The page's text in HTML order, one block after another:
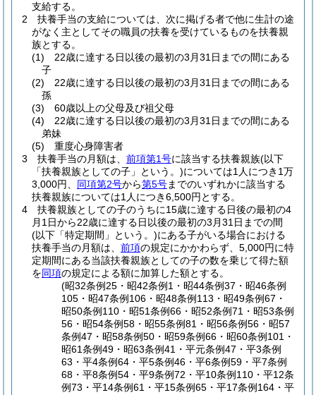
支給する。
2
扶養手当の支給については、次に掲げる者で他に生計の途
がなく主としてその職員の扶養を受けているものを扶養親
族とする。
(1)
22歳に達する日以後の最初の3月31日までの間にある
子
(2)
22歳に達する日以後の最初の3月31日までの間にある
孫
(3)
60歳以上の父母及び祖父母
(4)
22歳に達する日以後の最初の3月31日までの間にある
弟妹
(5)
重度心身障害者
3
扶養手当の月額は、 前項第1号に該当する扶養親族(以下
「扶養親族としての子」という。)については1人につき1万
3,000円、 同項第2号から第5号までのいずれかに該当する
扶養親族については1人につき6,500円とする。
4
扶養親族としての子のうちに15歳に達する日後の最初の4
月1日から22歳に達する日以後の最初の3月31日までの間
(以下「特定期間」という。)にある子がいる場合における
扶養手当の月額は、 前項の規定にかかわらず、5,000円に特
定期間にある当該扶養親族としての子の数を乗じて得た額
を同項の規定による額に加算した額とする。
(昭32条例25・昭42条例1・昭44条例37・昭46条例
105・昭47条例106・昭48条例113・昭49条例67・
昭50条例110・昭51条例66・昭52条例71・昭53条例
56・昭54条例58・昭55条例81・昭56条例56・昭57
条例47・昭58条例50・昭59条例66・昭60条例101・
昭61条例49・昭63条例41・平元条例47・平3条例
63・平4条例64・平5条例46・平6条例59・平7条例
68・平8条例54・平9条例72・平10条例110・平12条
例73・平14条例61・平15条例65・平17条例164・平